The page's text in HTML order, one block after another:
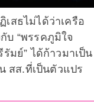
สธไม่ได้ว่าเครือ
บ “พรรคภูมิใจ
มย์” ได้ก้าวมาเป็น
สส.ที่เป็นตัวแปร